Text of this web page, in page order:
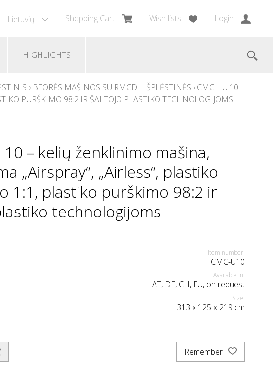
Lietuvių Shopping Cart Wish lists Login
HIGHLIGHTS
› BEORĖS MAŠINOS SU RMCD - IŠPLĖSTINĖS › CMC – U 10
PURŠKIMO 98:2 IR ŠALTOJO PLASTIKO TECHNOLOGIJOMS
10 – kelių ženklinimo mašina,
„Airspray“, „Airless“, plastiko
1:1, plastiko purškimo 98:2 ir
technologijoms
Item number:
CMC-U10
Available in:
AT, DE, CH, EU, on request
Size:
313 x 125 x 219 cm
Remember